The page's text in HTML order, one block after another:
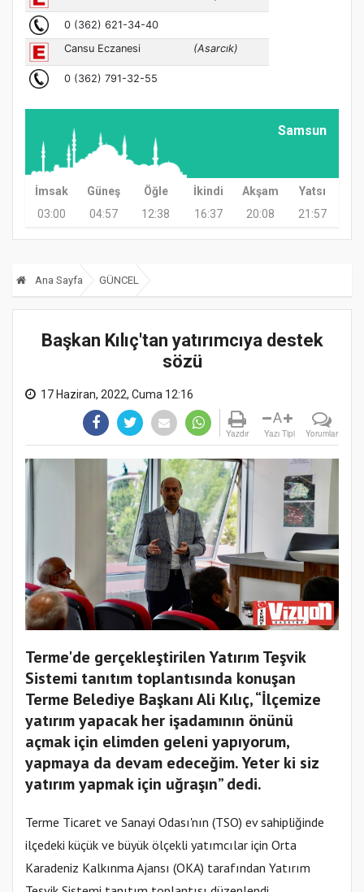
Samsun
İmsak Güneş Öğle İkindi Akşam
Yatsı
03:00
04:57 12:38 16:37 20:08 21:57
Ana Sayfa GÜNCEL
Başkan Kılıç'tan yatırımcıya destek
sözü
17 Haziran, 2022, Cuma 12:16
Yazdır
A
Yazı Tipi Yorumlar
Terme'de gerçekleştirilen Yatırım Teşvik
Sistemi tanıtım toplantısında konuşan
Terme Belediye Başkanı Ali Kılıç, “İlçemize
yatırım yapacak her işadamının önünü
açmak için elimden geleni yapıyorum,
yapmaya da devam edeceğim. Yeter ki siz
yatırım yapmak için uğraşın” dedi.
Terme Ticaret ve Sanayi Odası'nın (TSO) ev sahipliğinde
ilçedeki küçük ve büyük ölçekli yatımcılar için Orta
Karadeniz Kalkınma Ajansı (OKA) tarafından Yatırım